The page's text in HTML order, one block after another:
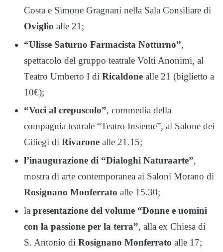
Costa e Simone Gragnani nella Sala Consiliare di
Oviglio alle 21;
“Ulisse Saturno Farmacista Notturno”,
spettacolo del gruppo teatrale Volti Anonimi, al
Teatro Umberto I di Ricaldone alle 21 (biglietto a
10€);
“Voci al crepuscolo”, commedia della
compagnia teatrale “Teatro Insieme”, al Salone dei
Ciliegi di Rivarone alle 21.15;
l’inaugurazione di “Dialoghi Naturaarte”,
mostra di arte contemporanea ai Saloni Morano di
Rosignano Monferrato alle 15.30;
la presentazione del volume “Donne e uomini
con la passione per la terra”, alla ex Chiesa di
S. Antonio di Rosignano Monferrato alle 17;